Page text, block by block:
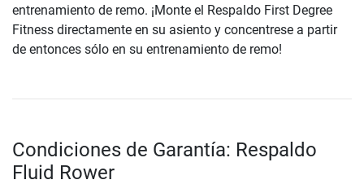
entrenamiento de remo. ¡Monte el Respaldo First Degree
Fitness directamente en su asiento y concentrese a partir
de entonces sólo en su entrenamiento de remo!
Condiciones de Garantía: Respaldo
Fluid Rower